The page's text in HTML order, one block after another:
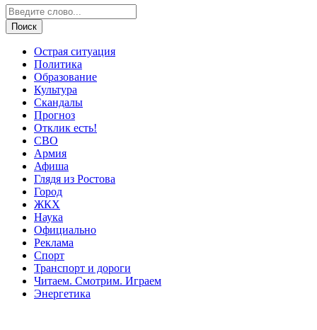
Острая ситуация
Политика
Образование
Культура
Скандалы
Прогноз
Отклик есть!
СВО
Армия
Афиша
Глядя из Ростова
Город
ЖКХ
Наука
Официально
Реклама
Спорт
Транспорт и дороги
Читаем. Смотрим. Играем
Энергетика